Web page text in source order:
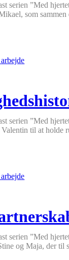
serien ”Med
som
serien ”Med
til at holde
serien ”Med
og Maja, der til